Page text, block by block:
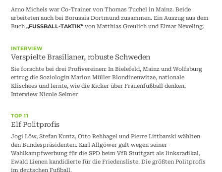
Arno Michels war Co-Trainer von Thomas Tuchel in Mainz. Beide
arbeiteten auch bei Borussia Dortmund zusammen. Ein Auszug aus dem
Buch„FUSSBALL-TAKTIK“ von Matthias Greulich und Elmar Neveling.
INTERVIEW
Verspielte Brasilianer, robuste Schweden
Sie forschte bei drei Profivereinen: In Bielefeld, Mainz und Wolfsburg
ertrug die Soziologin Marion Müller Blondinenwitze, nationale
Klischees und lernte, wie die Kicker über Frauenfußball denken.
Interview Nicole Selmer
TOP 11
Elf Politprofis
Jogi Löw, Stefan Kuntz, Otto Rehhagel und Pierre Littbarski wählten
den Bundespräsidenten. Karl Allgöwer galt wegen seiner
Wahlkampfwerbung für die SPD beim VfB Stuttgart als linksradikal,
Ewald Lienen kandidierte für die Friedensliste. Die größten Politprofis
im deutschen Fußball.